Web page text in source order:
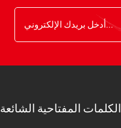
الكلمات المفتاحية الشائعة